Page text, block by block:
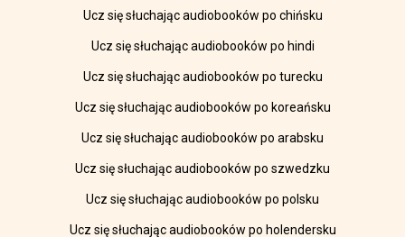
Ucz się słuchając audiobooków po chińsku
Ucz się słuchając audiobooków po hindi
Ucz się słuchając audiobooków po turecku
Ucz się słuchając audiobooków po koreańsku
Ucz się słuchając audiobooków po arabsku
Ucz się słuchając audiobooków po szwedzku
Ucz się słuchając audiobooków po polsku
Ucz się słuchając audiobooków po holendersku